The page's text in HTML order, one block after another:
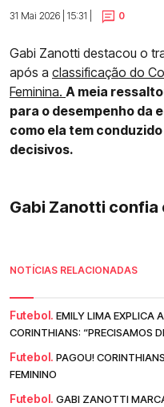
31 Mai 2026 | 15:31 |
0
Gabi Zanotti destacou o
após a classificação do
Feminina. A meia
para o desempenho da
como ela tem
decisivos.
Gabi Zanotti confia
NOTÍCIAS RELACIONADAS
Futebol. EMILY LIMA EXPLICA
CORINTHIANS: “PRECISAMOS
Futebol. PAGOU!
FEMININO
Futebol. GABI ZANOTTI